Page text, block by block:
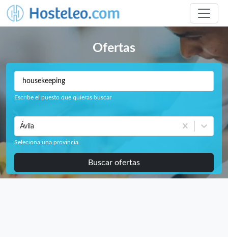
Ofertas
Escribe el puesto que quieras buscar
Ávila
Seleciona una provincia
Buscar ofertas